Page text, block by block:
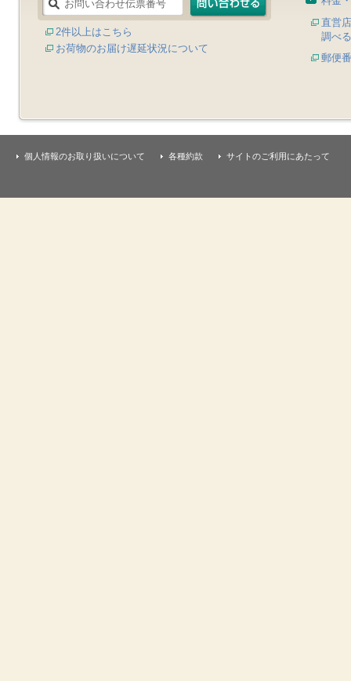
2件以上はこちら
お荷物のお届け遅延状況について
直営
調べる
郵便
個人情報のお取り扱いについて 各種約款 サイトのご利用にあたって